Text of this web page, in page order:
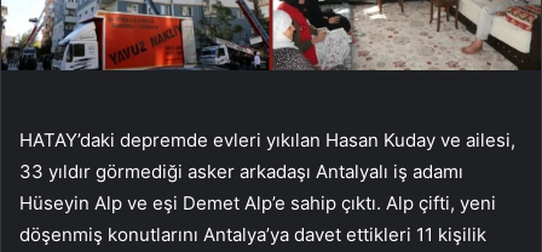
HATAY’daki depremde evleri yıkılan Hasan Kuday ve ailesi,
33 yıldır görmediği asker arkadaşı Antalyalı iş adamı
Hüseyin Alp ve eşi Demet Alp’e sahip çıktı. Alp çifti, yeni
döşenmiş konutlarını Antalya’ya davet ettikleri 11 kişilik